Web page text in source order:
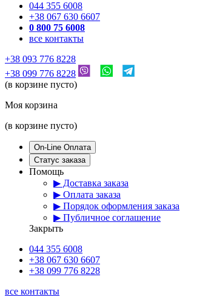
044 355 6008
+38 067 630 6607
0 800 75 6008
все контакты
+38 093 776 8228
+38 099 776 8228
(в корзине пусто)
Моя корзина
(в корзине пусто)
On-Line Оплата
Статус заказа
Помощь
▶ Доставка заказа
▶ Оплата заказа
▶ Порядок оформления заказа
▶ Публичное соглашение
Закрыть
044 355 6008
+38 067 630 6607
+38 099 776 8228
все контакты